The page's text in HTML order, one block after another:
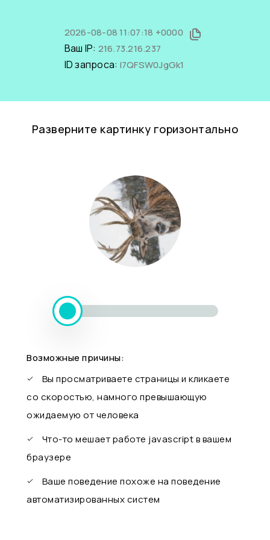
2026-08-08 11:07:18 +0000
Ваш IP: 216.73.216.237
ID запроса: I7QFSW0JgGk1
Разверните картинку горизонтально
Возможные причины:
Вы просматриваете страницы и кликаете
со скоростью, намного превышающую
ожидаемую от человека
Что-то мешает работе javascript в вашем
браузере
Ваше поведение похоже на поведение
автоматизированных систем